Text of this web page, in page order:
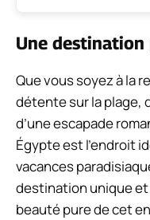
Une
Que vous soyez à la
détente sur la plage,
d’une escapade
Égypte est l’endroit
vacances
destination unique
beauté pure de cet